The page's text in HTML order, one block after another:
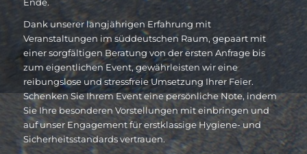
Dank unserer langjährigen Erfahrung mit
Veranstaltungen im süddeutschen Raum, gepaart mit
einer sorgfältigen Beratung von der ersten Anfrage bis
zum eigentlichen Event, gewährleisten wir eine
reibungslose und stressfreie Umsetzung Ihrer Feier.
Schenken Sie Ihrem Event eine persönliche Note, indem
Sie Ihre besonderen Vorstellungen mit einbringen und
auf unser Engagement für erstklassige Hygiene- und
Sicherheitsstandards vertrauen.